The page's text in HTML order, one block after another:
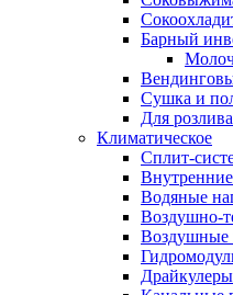
Барный
Сушка и
Для
Климатическое
Сплит-
Водяные
Воздушно-
Воздушные
Драйкулеры